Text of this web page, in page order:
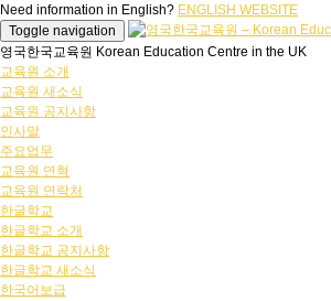
Need information in English? ENGLISH WEBSITE
Toggle navigation
영국한국교육원 Korean Education Centre in the UK
교육원 소개
교육원 새소식
교육원 공지사항
인사말
주요업무
교육원 연혁
교육원 연락처
한글학교
한글학교 소개
한글학교 공지사항
한글학교 새소식
한국어보급